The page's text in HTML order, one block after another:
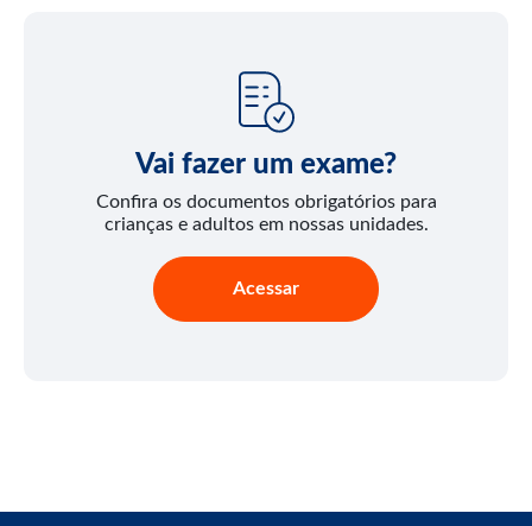
Vai fazer um exame?
Confira os documentos obrigatórios para
crianças e adultos em nossas unidades.
Acessar